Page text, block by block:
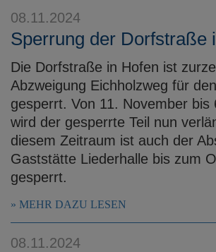
08.11.2024
Sperrung der Dorfstraße
Die Dorfstraße in Hofen ist
Abzweigung Eichholzweg für
gesperrt. Von 11. November bis
wird der gesperrte Teil nun
diesem Zeitraum ist auch der
Gaststätte Liederhalle bis zum
gesperrt.
MEHR DAZU LESEN
08.11.2024